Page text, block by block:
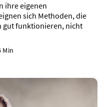
ihre eigenen
sich Methoden, die
gut funktionieren, nicht
Min